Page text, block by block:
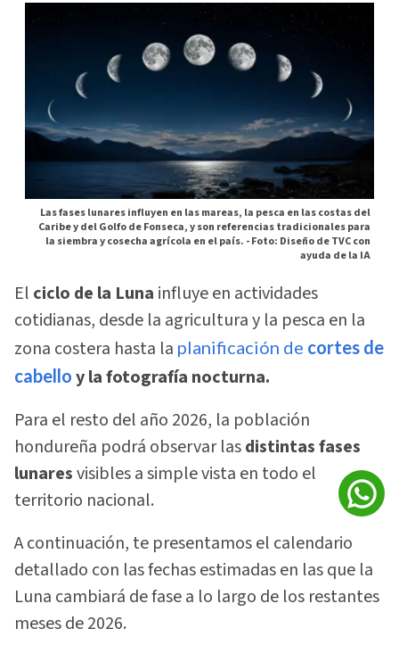
Las fases lunares influyen en las mareas, la pesca en las costas del
Caribe y del Golfo de Fonseca, y son referencias tradicionales para
la siembra y cosecha agrícola en el país. -Foto: Diseño de TVC con
ayuda de la IA
El ciclo de la Luna influye en actividades
cotidianas, desde la agricultura y la pesca en la
zona costera hasta la planificación de cortes de
cabello y la fotografía nocturna.
Para el resto del año 2026, la población
hondureña podrá observar lasdistintas fases
lunaresvisibles a simple vista en todo el
territorio nacional.
A continuación, te presentamos el calendario
detallado con las fechas estimadas en las que la
Luna cambiará de fase a lo largo de los restantes
meses de 2026.